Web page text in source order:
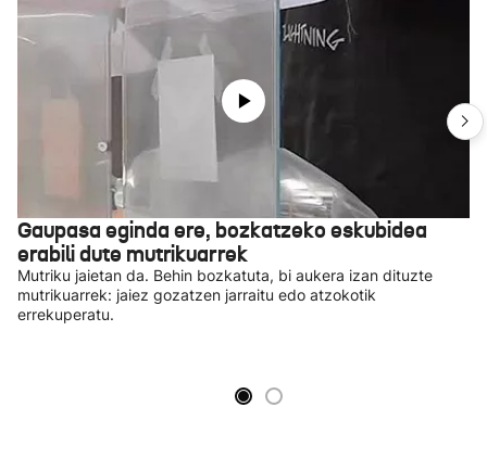
Gaupasa eginda ere, bozkatzeko eskubidea
erabili dute mutrikuarrek
Mutriku jaietan da. Behin bozkatuta, bi aukera izan dituzte
mutrikuarrek: jaiez gozatzen jarraitu edo atzokotik
errekuperatu.